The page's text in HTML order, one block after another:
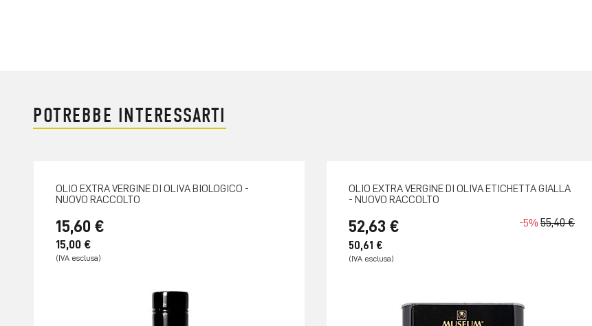
POTREBBE INTERESSARTI
OLIO EXTRA VERGINE DI OLIVA BIOLOGICO -
NUOVO RACCOLTO
15,60 €
15,00 €
OLIO EXTRA VERGINE DI OLIVA ETICHETTA GIALLA
- NUOVO RACCOLTO
-5% 55,40 €
52,63 €
50,61 €